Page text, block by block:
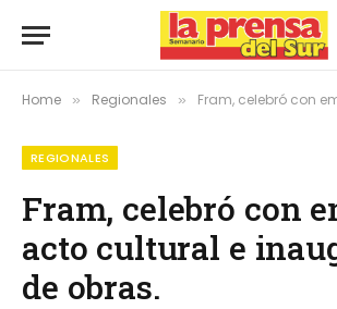
Home » Regionales » Fram, celebró con emotivo acto
REGIONALES
Fram, celebró con
acto cultural e
de obras.